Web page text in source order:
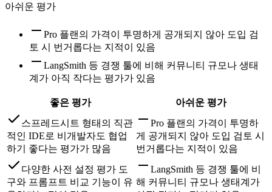
아쉬운 평가
Pro 플랜의 가격이 투명하게 공개되지 않아 도입 검
토 시 번거롭다는 지적이 있음
LangSmith 등 경쟁 툴에 비해 커뮤니티 규모나 생태
계가 아직 작다는 평가가 있음
좋은 평가
아쉬운 평가
스프레드시트 형태의 직관
적인 IDE로 비개발자도 협업
하기 좋다는 평가가 많음
Pro 플랜의 가격이 투명하
게 공개되지 않아 도입 검토 시
번거롭다는 지적이 있음
다양한 사전 설정 평가 도
구와 프롬프트 비교 기능이 유
LangSmith 등 경쟁 툴에 비
해 커뮤니티 규모나 생태계가